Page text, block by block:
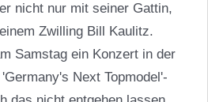
nicht nur mit seiner Gattin,
Zwilling Bill Kaulitz.
Samstag ein Konzert in der
Next Topmodel'-